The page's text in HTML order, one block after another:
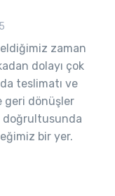
zaman
dolayı çok
teslimatı ve
geri dönüşler
doğrultusunda
bir yer.